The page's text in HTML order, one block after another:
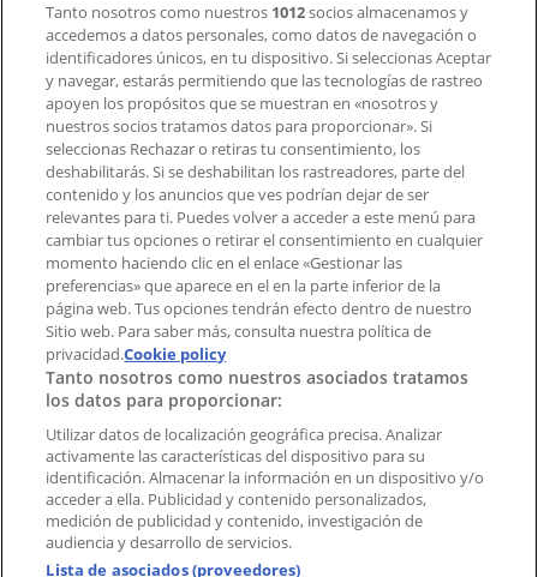
Contacto comercial y de marketing
Tienda mal colocada en el mapa
Notificar un folleto
¿Encontraste un problema en la web o en la
aplicación?
Índices
Marcas
Marcas locales
Negocios
Negocios cercanos
Productos
Productos locales
Ciudades
Descargar la APP Tiendeo
Tanto nosotros como nuestros 1012socios almacenamos y
accedemos a datos personales, como datos de navegación o
identificadores únicos, en tu dispositivo. Si seleccionas Aceptar
y navegar, estarás permitiendo que las tecnologías de rastreo
apoyen los propósitos que se muestran en «nosotros y
nuestros socios tratamos datos para proporcionar». Si
seleccionas Rechazar o retiras tu consentimiento, los
deshabilitarás. Si se deshabilitan los rastreadores, parte del
contenido y los anuncios que ves podrían dejar de ser
relevantes para ti. Puedes volver a acceder a este menú para
cambiar tus opciones o retirar el consentimiento en cualquier
momento haciendo clic en el enlace «Gestionar las
preferencias» que aparece en el en la parte inferior de la
página web. Tus opciones tendrán efecto dentro de nuestro
Sitio web. Para saber más, consulta nuestra política de
privacidad.Cookie policy
Tanto nosotros como nuestros asociados tratamos
los datos para proporcionar:
Utilizar datos de localización geográfica precisa. Analizar
activamente las características del dispositivo para su
identificación. Almacenar la información en un dispositivo y/o
acceder a ella. Publicidad y contenido personalizados,
medición de publicidad y contenido, investigación de
audiencia y desarrollo de servicios.
Lista de asociados (proveedores)